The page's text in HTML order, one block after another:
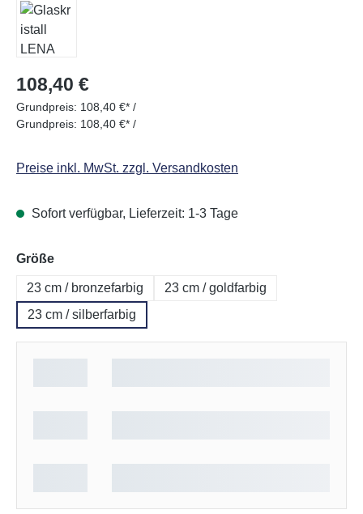
Regulärer Preis:
108,40 €
Grundpreis: 108,40 €* /
Grundpreis: 108,40 €* /
Preise inkl. MwSt. zzgl. Versandkosten
Sofort verfügbar, Lieferzeit: 1-3 Tage
Größeauswählen
23 cm / bronzefarbig
23 cm / goldfarbig
23 cm / silberfarbig